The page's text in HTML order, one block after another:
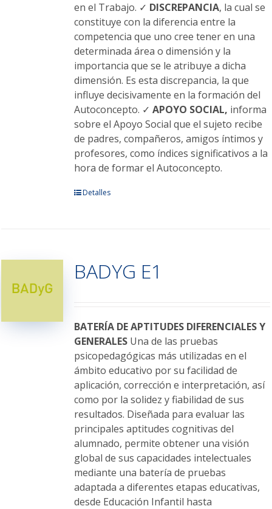
en el Trabajo. ✓ DISCREPANCIA, la cual se
constituye con la diferencia entre la
competencia que uno cree tener en una
determinada área o dimensión y la
importancia que se le atribuye a dicha
dimensión. Es esta discrepancia, la que
influye decisivamente en la formación del
Autoconcepto. ✓ APOYO SOCIAL, informa
sobre el Apoyo Social que el sujeto recibe
de padres, compañeros, amigos íntimos y
profesores, como índices significativos a la
hora de formar el Autoconcepto.
Este
Las
opciones
elegir
en
la
página
de
producto
Detalles
BADYG E1
BATERÍA DE APTITUDES DIFERENCIALES Y
GENERALESUna de las pruebas
psicopedagógicas más utilizadas en el
ámbito educativo por su facilidad de
aplicación, corrección e interpretación, así
como por la solidez y fiabilidad de sus
resultados. Diseñada para evaluar las
principales aptitudes cognitivas del
alumnado, permite obtener una visión
global de sus capacidades intelectuales
mediante una batería de pruebas
adaptada a diferentes etapas educativas,
desde Educación Infantil hasta